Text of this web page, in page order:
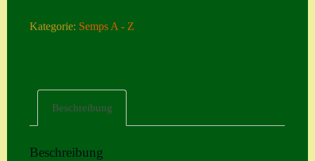
Kategorie: Semps A - Z
Beschreibung
Beschreibung